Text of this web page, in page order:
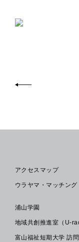
アクセスマップ
ウラヤマ・マッチング
浦山学園
地域共創推進室（U-
富山福祉短期大学 訪